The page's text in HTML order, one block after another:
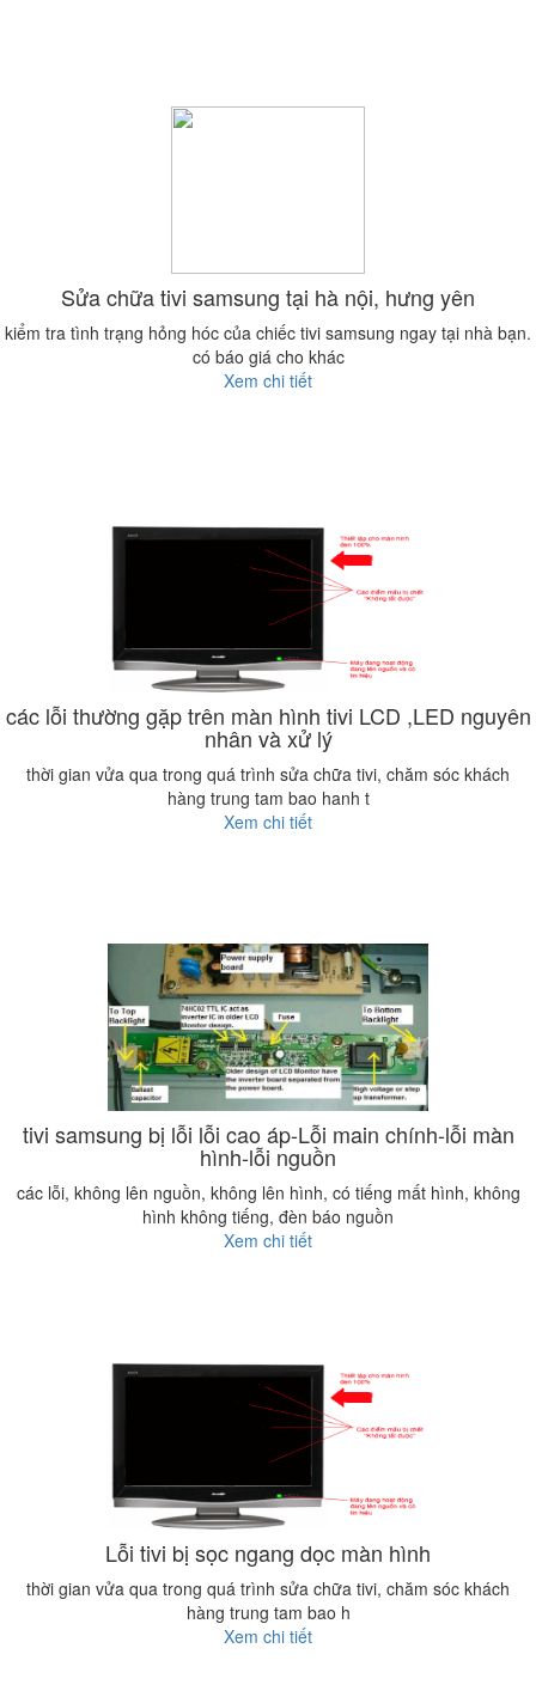
Sửa chữa tivi samsung tại hà nội, hưng yên
kiểm tra tình trạng hỏng hóc của chiếc tivi samsung ngay tại nhà bạn.
có báo giá cho khác
Xem chi tiết
các lỗi thường gặp trên màn hình tivi LCD ,LED nguyên
nhân và xử lý
thời gian vửa qua trong quá trình sửa chữa tivi, chăm sóc khách
hàng trung tam bao hanh t
Xem chi tiết
tivi samsung bị lỗi lỗi cao áp-Lỗi main chính-lỗi màn
hình-lỗi nguồn
các lỗi, không lên nguồn, không lên hình, có tiếng mất hình, không
hình không tiếng, đèn báo nguồn
Xem chi tiết
Lỗi tivi bị sọc ngang dọc màn hình
thời gian vửa qua trong quá trình sửa chữa tivi, chăm sóc khách
hàng trung tam bao h
Xem chi tiết